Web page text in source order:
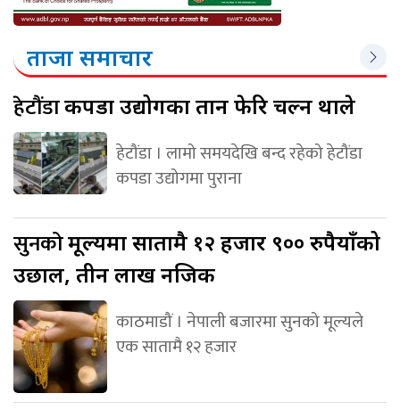
ताजा समाचार
हेटौंडाकपडा उद्योगका तान फेरि चल्न थाले
हेटौंडा । लामो समयदेखि बन्द रहेको हेटौंडा
कपडा उद्योगमा पुराना
सुनकोमूल्यमा सातामै १२ हजार ९०० रुपैयाँको
उछाल, तीन लाख नजिक
काठमाडौं । नेपाली बजारमा सुनको मूल्यले
एक सातामै १२ हजार